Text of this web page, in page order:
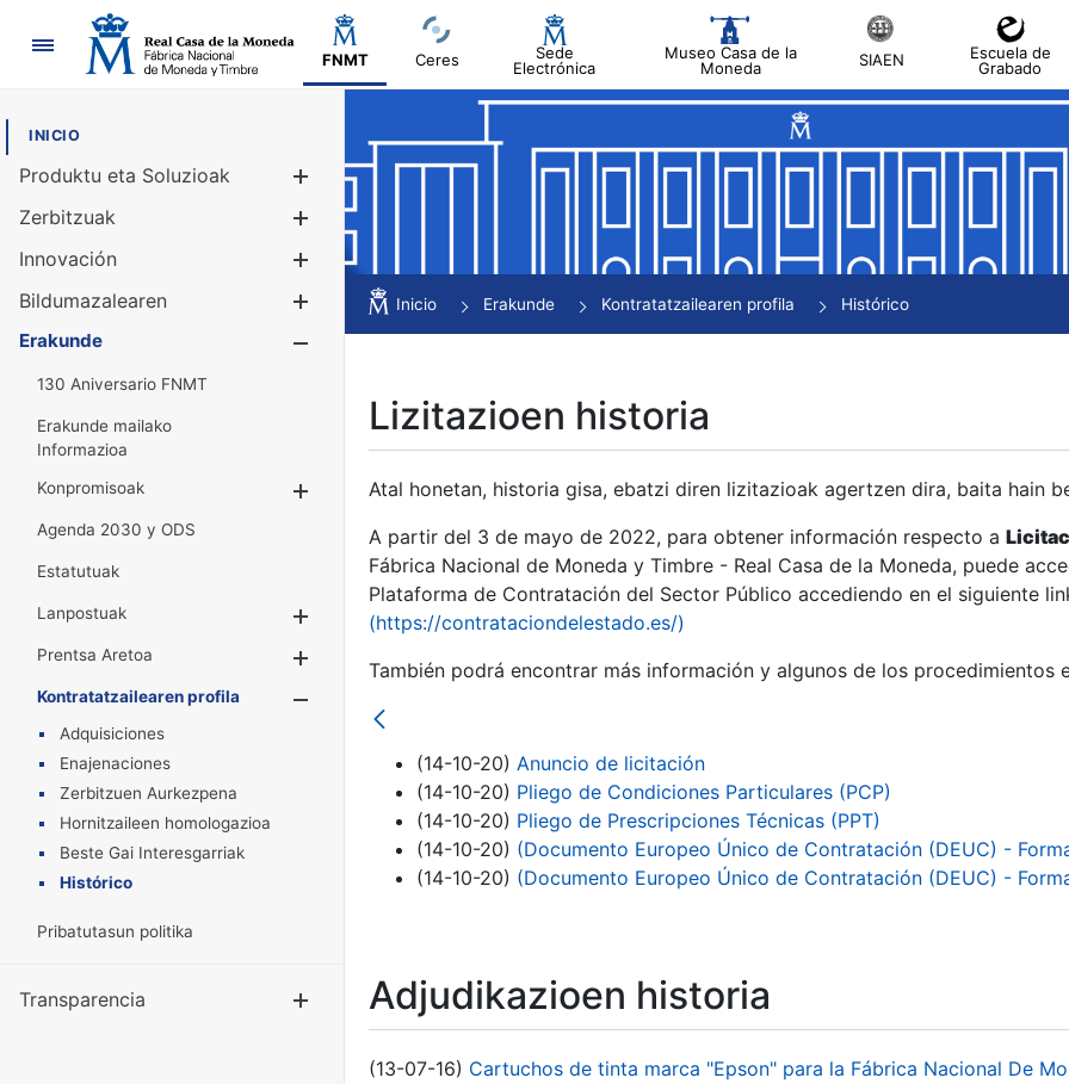
Nabigazioa
FNMT Ceres
Sede
Electrónica
Museo Casa de la
Moneda
SIAEN
Escuela de
Grabado
INICIO
Produktu eta Soluzioak
Erakutsi/Ezkutatu
Zerbitzuak
Innovación
Bildumazalearen
Erakutsi/Ezkutatu
Erakunde
130 Aniversario FNMT
Erakunde mailako
Informazioa
Konpromisoak
Erakutsi/Ezkutatu
Agenda 2030 y ODS
Estatutuak
Lanpostuak
Erakutsi/Ezkutatu
Prentsa Aretoa
Erakutsi/Ezkutatu
Kontratatzailearen profila
Adquisiciones
Enajenaciones
Zerbitzuen Aurkezpena
Hornitzaileen homologazioa
Beste Gai Interesgarriak
Histórico
Pribatutasun politika
Transparencia Erakutsi/Ezkutatu
Inicio Erakunde Kontratatzailearen profila Histórico
Lizitazioen historia
Atal honetan, historia gisa, ebatzi diren lizitazioak agertzen dira, baita hain
A partir del 3 de mayo de 2022, para obtener información respecto a
Fábrica Nacional de Moneda y Timbre - Real Casa de la Moneda, puede
Plataforma de Contratación del Sector Público accediendo en el siguiente
(https://contrataciondelestado.es/)
También podrá encontrar más información y algunos de los procedimientos
(14-10-20) Anuncio de licitación
(14-10-20) Pliego de Condiciones Particulares (PCP)
(14-10-20) Pliego de Prescripciones Técnicas (PPT)
(14-10-20) (Documento Europeo Único de Contratación (DEUC) -
(14-10-20) (Documento Europeo Único de Contratación (DEUC) -
Adjudikazioen historia
(13-07-16) Cartuchos de tinta marca "Epson" para la Fábrica Nacional De